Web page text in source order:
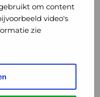
om content
video's
zie
dat gun
hoe
vanaf de start